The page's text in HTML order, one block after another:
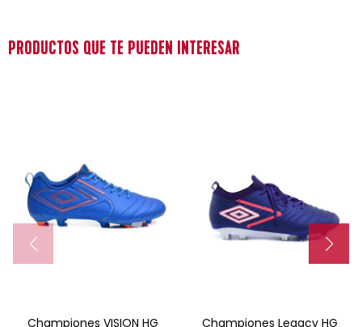
PRODUCTOS QUE TE PUEDEN INTERESAR
Championes VISION HG
Championes Legacy HG